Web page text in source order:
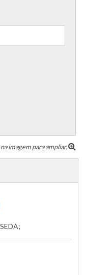
imagem para ampliar.